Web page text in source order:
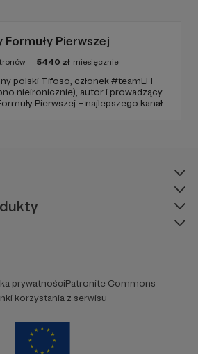
Formuły Pierwszej
5440 zł miesięcznie
polski Tifoso, członek #teamLH
nieironicznie), autor i prowadzący
Pierwszej – najlepszego kanału
prywatnościPatronite Commons
korzystania z serwisu